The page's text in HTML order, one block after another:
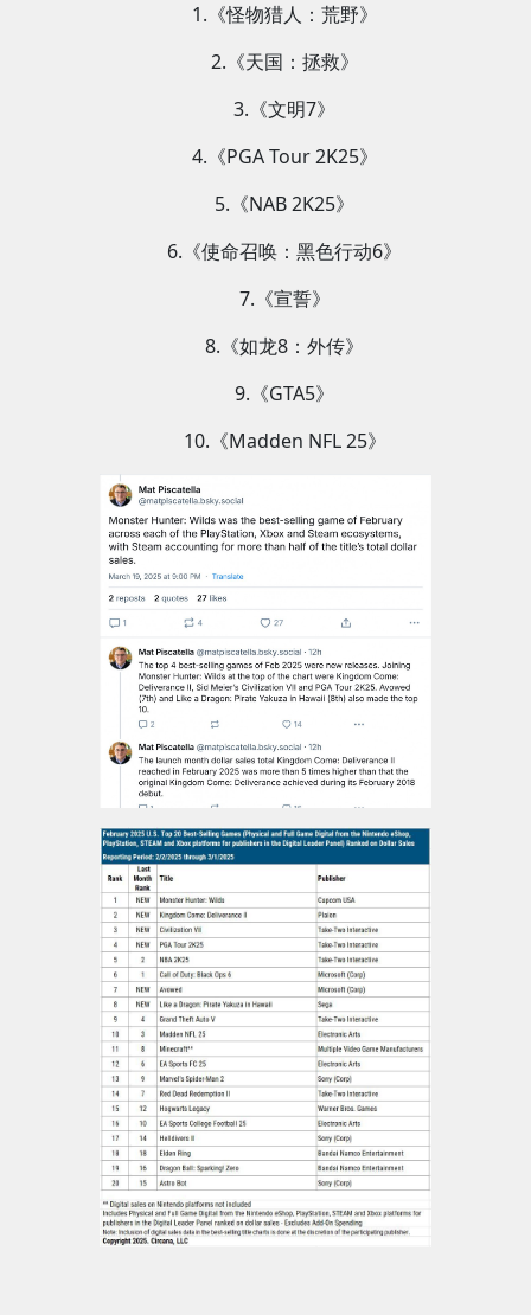
1.《怪物猎人：荒野》
2.《天国：拯救》
3.《文明7》
4.《PGA Tour 2K25》
5.《NAB 2K25》
6.《使命召唤：黑色行动6》
7.《宣誓》
8.《如龙8：外传》
9.《GTA5》
10.《Madden NFL 25》